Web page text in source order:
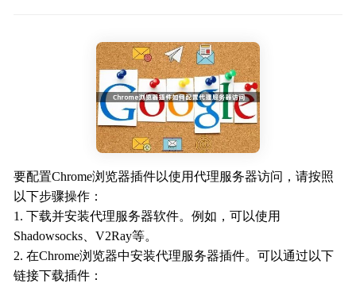
要配置Chrome浏览器插件以使用代理服务器访问，请按照
以下步骤操作：
1. 下载并安装代理服务器软件。例如，可以使用
Shadowsocks、V2Ray等。
2. 在Chrome浏览器中安装代理服务器插件。可以通过以下
链接下载插件：